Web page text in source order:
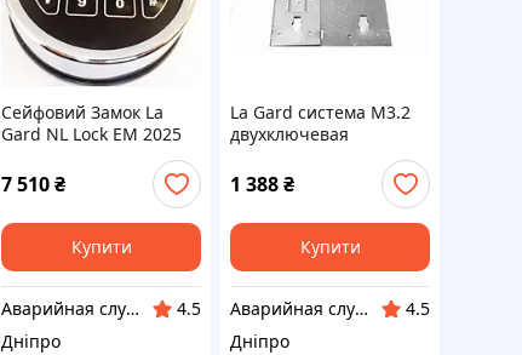
Сейфовий Замок La
Gard NL Lock EM 2025
7 510₴
Купити
Аварийная служба по открытию замков Днепр
4.5
Дніпро
La Gard система М3.2
двухключевая
1 388₴
Купити
Аварийная служба по открытию замков Днепр
4.5
Дніпро